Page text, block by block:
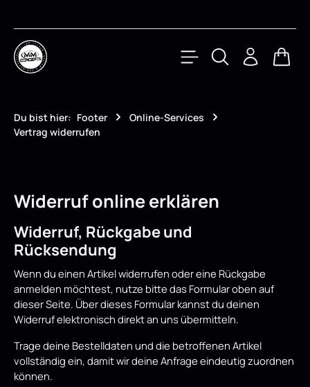
Du bist hier: Footer
Online-Services
Vertrag widerrufen
Widerruf online erklären
Widerruf, Rückgabe und
Rücksendung
Wenn du einen Artikel widerrufen oder eine Rückgabe
anmelden möchtest, nutze bitte das Formular oben auf
dieser Seite. Über dieses Formular kannst du deinen
Widerruf elektronisch direkt an uns übermitteln.
Trage deine Bestelldaten und die betroffenen Artikel
vollständig ein, damit wir deine Anfrage eindeutig zuordnen
können.